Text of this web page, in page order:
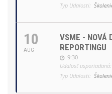
Typ Udalosti:
10
AUG
VSME - NOVÁ
REPORTINGU
9:30
Udalosť usporiadaná:
Typ Udalosti: